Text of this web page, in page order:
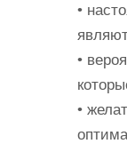
•
•
•